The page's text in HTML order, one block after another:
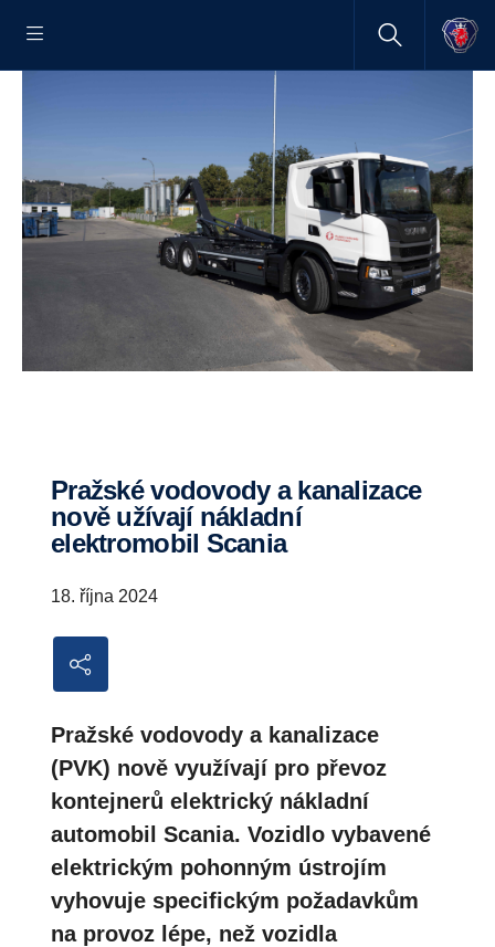
Pražské vodovody a kanalizace
nově užívají nákladní
elektromobil Scania
18. října 2024
Pražské vodovody a kanalizace
(PVK) nově využívají pro převoz
kontejnerů elektrický nákladní
automobil Scania. Vozidlo vybavené
elektrickým pohonným ústrojím
vyhovuje specifickým požadavkům
na provoz lépe, než vozidla